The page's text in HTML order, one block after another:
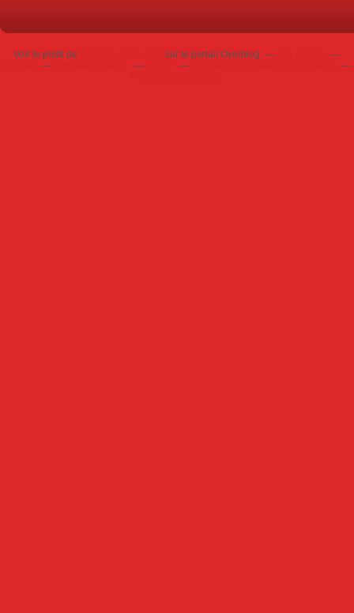
Voir le profil de sur le portail Overblog